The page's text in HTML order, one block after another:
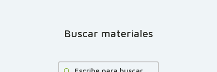
Buscar materiales
Buscar